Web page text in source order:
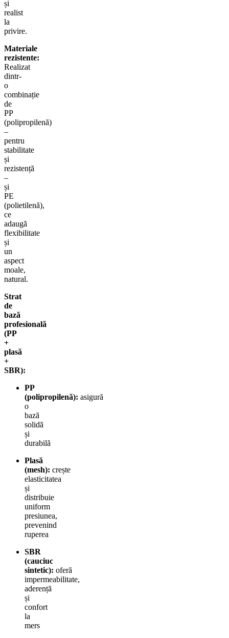
și
realist
la
privire.
Materiale
rezistente:
Realizat
dintr-
o
combinație
de
PP
(polipropilenă)
–
pentru
stabilitate
și
rezistență
–
și
PE
(polietilenă),
ce
adaugă
flexibilitate
și
un
aspect
moale,
natural.
Strat
de
bază
profesională
(PP
+
plasă
+
SBR):
PP
(polipropilenă): asigură
o
bază
solidă
și
durabilă
Plasă
(mesh): crește
elasticitatea
și
distribuie
uniform
presiunea,
prevenind
ruperea
SBR
(cauciuc
sintetic): oferă
impermeabilitate,
aderență
și
confort
la
mers